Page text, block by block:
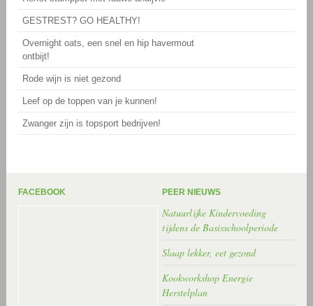
GESTREST? GO HEALTHY!
Overnight oats, een snel en hip havermout
ontbijt!
Rode wijn is niet gezond
Leef op de toppen van je kunnen!
Zwanger zijn is topsport bedrijven!
FACEBOOK PEER NIEUWS
Natuurlijke Kindervoeding
tijdens de Basisschoolperiode
Slaap lekker, eet gezond
Kookworkshop Energie
Herstelplan